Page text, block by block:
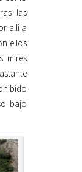
las
allí a
ellos
mires
bajo